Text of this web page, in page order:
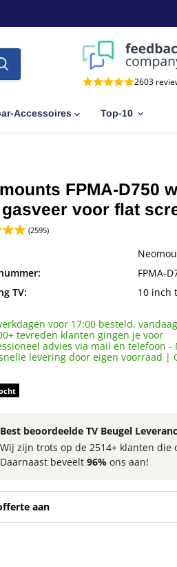
2603
Accessoires Top-10
FPMA-D750
voor flat
(2595)
FPMA-
TV:
10 inch
voor 17:00 besteld,
tevreden klanten gingen je voor
advies via mail en telefoon -
levering door eigen voorraad |
Best beoordeelde TV Beugel
Wij zijn trots op de 2514+ klanten
Daarnaast beveelt 96%ons aan!
aan